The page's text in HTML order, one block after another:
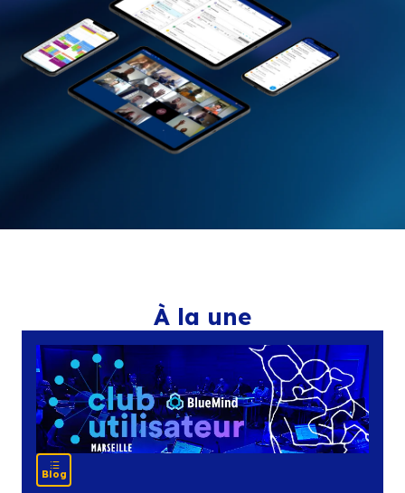
DEMANDER UNE DÉMO NOUS